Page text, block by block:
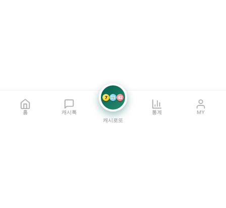
홈 캐시톡
7 21 42
캐시로또
통계 MY